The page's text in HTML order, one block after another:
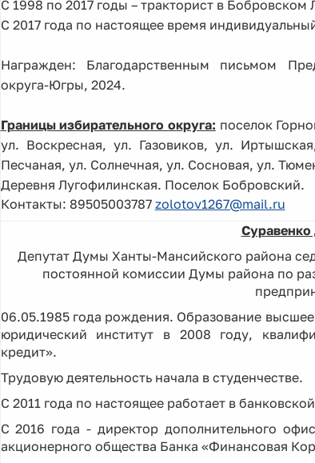
С 1998 по 2017 годы – тракторист в Бобровском
С 2017 года по настоящее время
Награжден: Благодарственным письмом
округа-Югры, 2024.
Границы избирательного округа: поселок
ул. Воскресная, ул. Газовиков, ул.
Песчаная, ул. Солнечная, ул. Сосновая, ул.
Деревня Лугофилинская. Поселок Бобровский.
Контакты: 89505003787 zolotov1267@mail.ru
Депутат Думы Ханты-Мансийского района
постоянной комиссии Думы района по
06.05.1985 года рождения. Образование
юридический институт в 2008 году,
кредит».
Трудовую деятельность начала в студенчестве.
С 2011 года по настоящее работает в
С 2016 года - директор дополнительного
акционерного общества Банка «Финансовая